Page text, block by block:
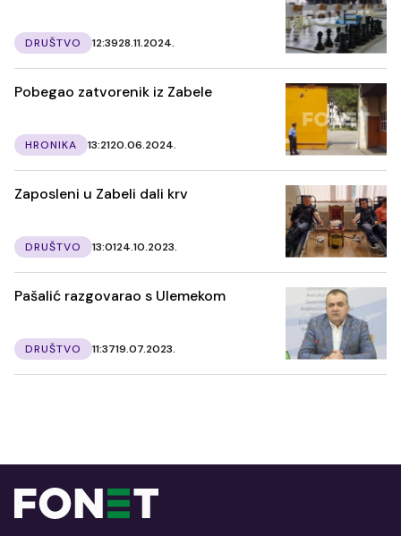
DRUŠTVO 12:3928.11.2024.
Pobegao zatvorenik iz Zabele
HRONIKA 13:2120.06.2024.
Zaposleni u Zabeli dali krv
DRUŠTVO 13:0124.10.2023.
Pašalić razgovarao s Ulemekom
DRUŠTVO 11:3719.07.2023.